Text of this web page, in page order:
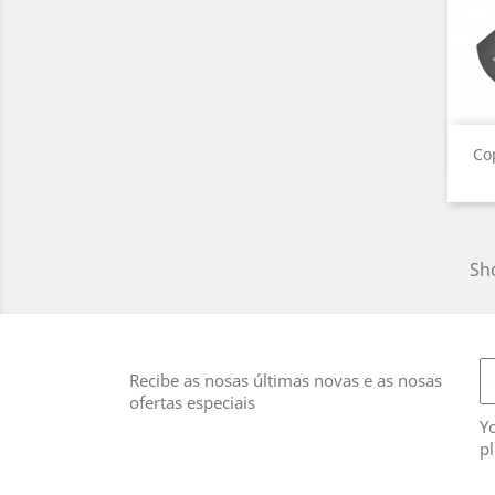
Recibe as nosas últimas novas e as nosas
ofertas especiais